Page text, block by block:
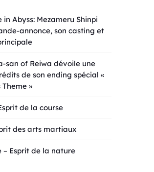
Abyss: Mezameru Shinpi
annonce, son casting et
san of Reiwa dévoile une
de son ending spécial «
Theme »
de la course
des arts martiaux
– Esprit de la nature